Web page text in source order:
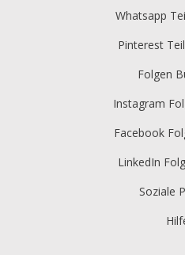
Whatsapp
Pinterest
Folgen
Instagram
Facebook
LinkedIn
Soziale